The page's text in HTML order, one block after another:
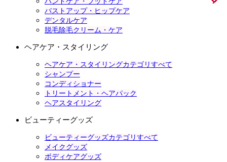
バストアップ・ヒップケア
デンタルケア
脱毛除毛クリーム・ケア
ヘアケア・スタイリング
ヘアケア・スタイリングカテゴリすべて
シャンプー
コンディショナー
トリートメント・ヘアパック
ヘアスタイリング
ビューティーグッズ
ビューティーグッズカテゴリすべて
メイクグッズ
ボディケアグッズ